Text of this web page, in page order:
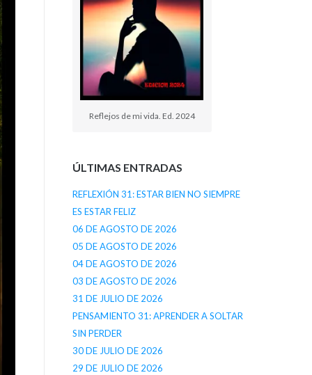
Reflejos de mi vida. Ed. 2024
ÚLTIMAS ENTRADAS
REFLEXIÓN 31: ESTAR BIEN NO SIEMPRE
ES ESTAR FELIZ
06 DE AGOSTO DE 2026
05 DE AGOSTO DE 2026
04 DE AGOSTO DE 2026
03 DE AGOSTO DE 2026
31 DE JULIO DE 2026
PENSAMIENTO 31: APRENDER A SOLTAR
SIN PERDER
30 DE JULIO DE 2026
29 DE JULIO DE 2026